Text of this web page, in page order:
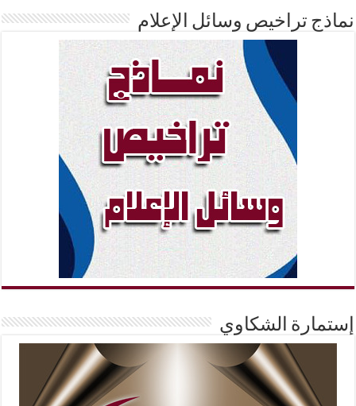
نماذج تراخيص وسائل الإعلام
إستمارة الشكاوي